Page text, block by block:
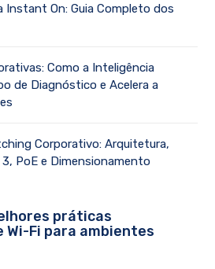
Instant On: Guia Completo dos
Como a Inteligência
de Diagnóstico e Acelera a
Corporativo: Arquitetura,
PoE e Dimensionamento
práticas
Wi-Fi para ambientes